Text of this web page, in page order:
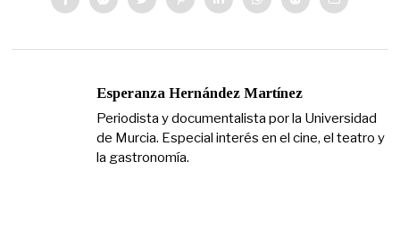
Esperanza Hernández Martínez
Periodista y documentalista por la Universidad
de Murcia. Especial interés en el cine, el teatro y
la gastronomía.